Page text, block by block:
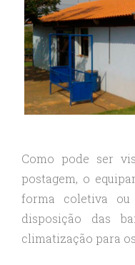
Como pode ser
postagem, o
forma coletiva ou
disposição das
climatização para